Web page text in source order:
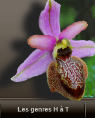
Les genres H à T